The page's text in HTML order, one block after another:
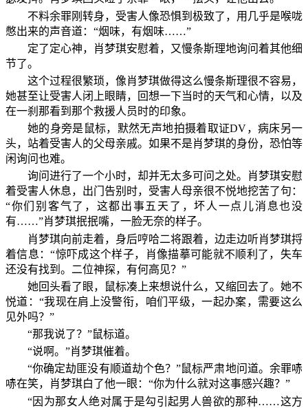
不料余罪刚转身，受害人像恐惧到极致了，用几乎是喉咙
憋出来的声音道：“烟味，有烟味……”
定了定心神，肖梦琪安慰着，又慢条斯理地询问着其他细
节了。
这个过程很繁琐，像肖梦琪做得这么慢条斯理很不容易，
她甚至让受害人闭上眼睛，回想一下当时的天气和心情，以及
在一刹那看到那个救援人员时的印象。
她的身旁是鼠标，默然无声地拍摄着取证DV，病床另一
头，站着受害人的父母亲戚。如果不是肖梦琪的身份，恐怕等
闲询问也难。
询问进行了一个小时，却并无太多可问之处。肖梦琪安慰
着受害人休息，出门告别时，受害人母亲很不悦地挖苦了句：
“你们别客气了，这都出事五天了，坏人一点儿消息也没
有……”肖梦琪抿抿嘴，一脸无奈的样子。
肖梦琪向前走着，身后哼哈二将跟着，边走边听肖梦琪捋
着信息：“惊吓成这个样子，肖像描摹可能就不顺利了，失车
还没有找到。二位神探，有何高见？”
她回头看了眼，鼠标凑上来想说什么，又缩回去了。她不
悦道：“我现在肩上没警衔，咱们平级，一起办案，需要这么
见外吗？”
“那我说了？”鼠标道。
“说啊。”肖梦琪催着。
“你确定劫匪没有顺道劫个色？”鼠标严肃地问道。余罪哧
哧在笑，肖梦琪白了他一眼：“你为什么就对这事感兴趣？”
“因为那女人绝对属于是勾引起男人兽欲的那种……这方